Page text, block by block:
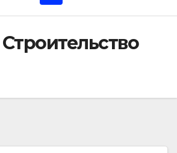
Строительство